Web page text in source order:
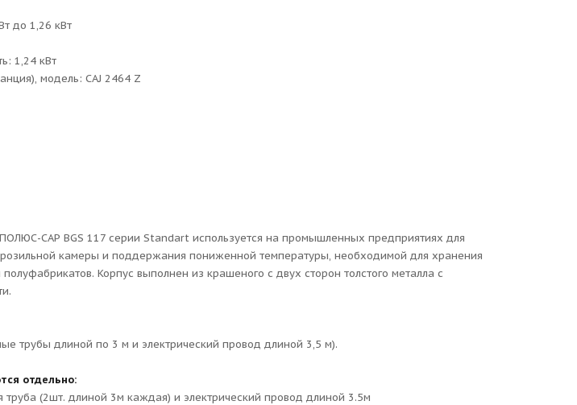
до 1,26 кВт
1,24 кВт
модель: CAJ 2464 Z
САР BGS 117 серии Standart используется на промышленных предприятиях для
камеры и поддержания пониженной температуры, необходимой для хранения
Корпус выполнен из крашеного с двух сторон толстого металла с
трубы длиной по 3 м и электрический провод длиной 3,5 м).
отдельно:
(2шт. длиной 3м каждая) и электрический провод длиной 3.5м